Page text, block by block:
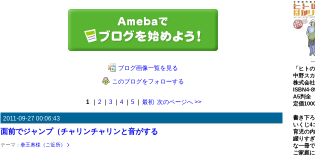
「ヒト
中野スカ
株式会
ISBN4-
A5判全
定価
書き下
いくじ4
育児の
綴りす
な一冊で
ご家庭
ブログ画像一覧を見る
このブログをフォローする
1 2 3 4 5 最初 次のページへ>>
2011-09-27 00:06:43
面前でジャンプ（チャリンチャリンと音がする
テーマ： 拳王奥様（ご近所）